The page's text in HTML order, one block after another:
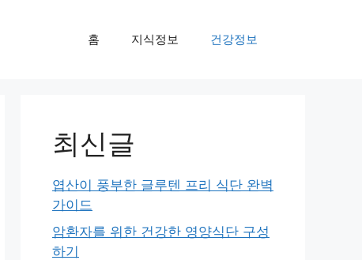
홈 지식정보 건강정보
최신글
엽산이 풍부한 글루텐 프리 식단 완벽
가이드
암환자를 위한 건강한 영양식단 구성
하기